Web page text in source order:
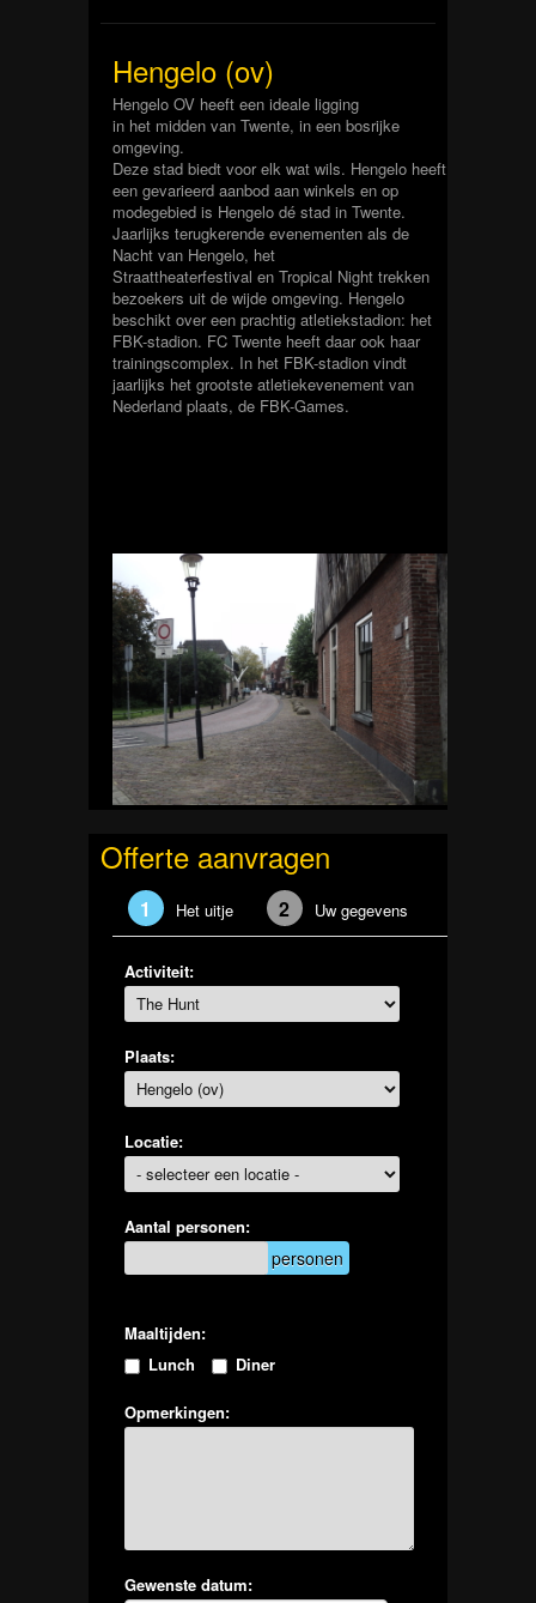
Hengelo (ov)
Hengelo OV heeft een ideale ligging
in het midden van Twente, in een bosrijke
omgeving.
Deze stad biedt voor elk wat wils. Hengelo heeft
een gevarieerd aanbod aan winkels en op
modegebied is Hengelo dé stad in Twente.
Jaarlijks terugkerende evenementen als de
Nacht van Hengelo, het
Straattheaterfestival en Tropical Night trekken
bezoekers uit de wijde omgeving. Hengelo
beschikt over een prachtig atletiekstadion: het
FBK-stadion. FC Twente heeft daar ook haar
trainingscomplex. In het FBK-stadion vindt
jaarlijks het grootste atletiekevenement van
Nederland plaats, de FBK-Games.
Offerte aanvragen
1 Het uitje 2 Uw gegevens
Activiteit:
Plaats:
Locatie:
Aantal personen:
personen
Maaltijden:
Lunch
Diner
Opmerkingen:
Gewenste datum: